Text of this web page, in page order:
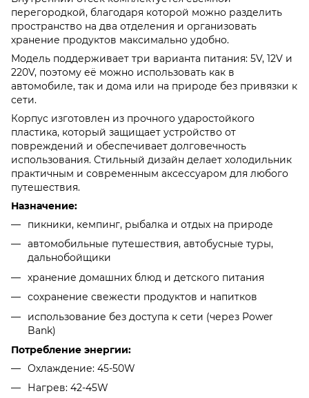
перегородкой, благодаря которой можно разделить
пространство на два отделения и организовать
хранение продуктов максимально удобно.
Модель поддерживает три варианта питания: 5V, 12V и
220V, поэтому её можно использовать как в
автомобиле, так и дома или на природе без привязки к
сети.
Корпус изготовлен из прочного ударостойкого
пластика, который защищает устройство от
повреждений и обеспечивает долговечность
использования. Стильный дизайн делает холодильник
практичным и современным аксессуаром для любого
путешествия.
Назначение:
пикники, кемпинг, рыбалка и отдых на природе
автомобильные путешествия, автобусные туры,
дальнобойщики
хранение домашних блюд и детского питания
сохранение свежести продуктов и напитков
использование без доступа к сети (через Power
Bank)
Потребление энергии:
Охлаждение: 45-50W
Нагрев: 42-45W